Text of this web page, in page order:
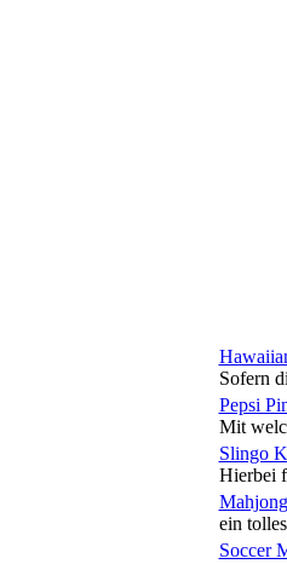
Sofern
Pepsi
Mit
Slingo
Hierbei
ein
Soccer